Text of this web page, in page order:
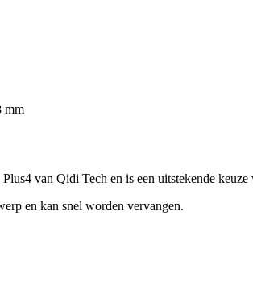
mm
van Qidi Tech en is een uitstekende
en kan snel worden vervangen.